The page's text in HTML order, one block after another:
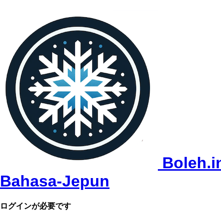
Bahasa-Jepun
ログインが必要です